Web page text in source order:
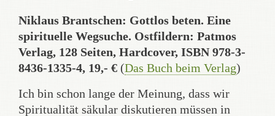
Niklaus Brantschen: Gottlos beten. Eine
spirituelle Wegsuche. Ostfildern: Patmos
Verlag, 128 Seiten, Hardcover, ISBN 978-3-
8436-1335-4, 19,- € (Das Buch beim Verlag)
Ich bin schon lange der Meinung, dass wir
Spiritualität säkular diskutieren müssen in